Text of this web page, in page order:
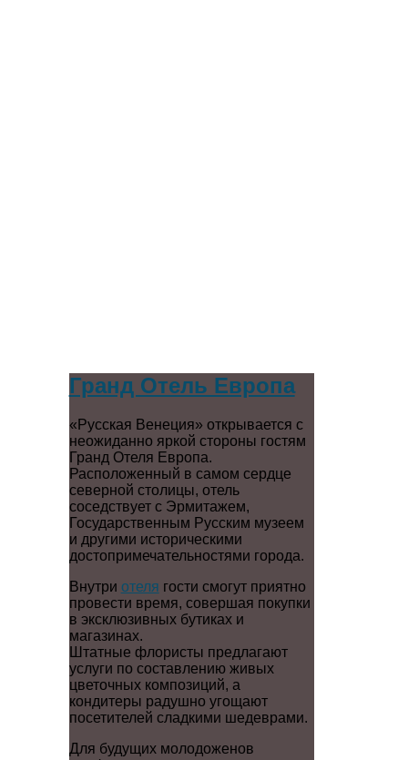
Гранд Отель Европа
«Русская Венеция» открывается с
неожиданно яркой стороны гостям
Гранд Отеля Европа.
Расположенный в самом сердце
северной столицы, отель
соседствует с Эрмитажем,
Государственным Русским музеем
и другими историческими
достопримечательностями города.
Внутри отеля гости смогут приятно
провести время, совершая покупки
в эксклюзивных бутиках и
магазинах.
Штатные флористы предлагают
услуги по составлению живых
цветочных композиций, а
кондитеры радушно угощают
посетителей сладкими шедеврами.
Для будущих молодоженов